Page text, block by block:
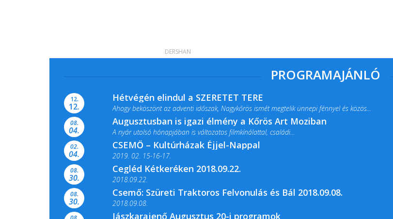
PROGRAMAJÁNLÓ
12.
12.
Hétvégén elindul a SZERETET TERE
Ahogy beköszönt az adventi időszak, Nagykőrös ismét megtelik ünnepi fénnyel és közös...
08.
04.
Augusztusban is igazi élmény a Kőrös Art Moziban
A nyár utolsó hónapjában is változatos filmkínálattal, családi...
02.
04.
CSEMŐ – Kultúrházak Éjjel-Nappal
2019. 02. 15-16-17.
Színes és tartalmas programokkal várja a Csemői Községi Könyvtár és...
08.
30.
Cegléd Kétkeréken 2018.09.22.
2018.09.22.
08.
30.
Csemő: Szüreti Traktoros Felvonulás és Bál 2018.09.08.
2018.09.08.
Jászkarajenő Augusztus 20-i programok
DERSHAN